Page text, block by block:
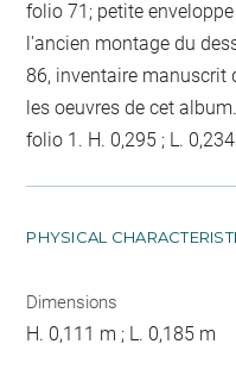
folio 71; petite
l'ancien montage du
86, inventaire manuscrit
les oeuvres de cet
folio 1. H. 0,295 ; L.
PHYSICAL
Dimensions
H. 0,111 m ; L. 0,185 m